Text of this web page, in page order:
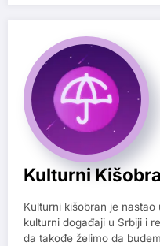
Kulturni
Kulturni kišobran je
kulturni događaji u Srbiji i
da takođe želimo da